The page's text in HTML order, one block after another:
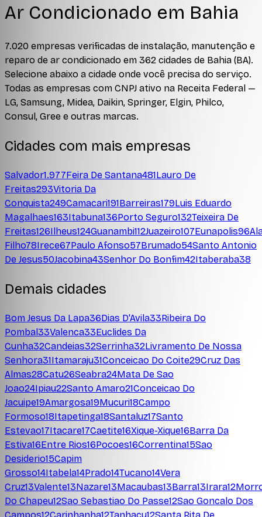
Ar Condicionado em Bahia
7.020 empresas verificadas de instalação, manutenção e
reparo de ar condicionado em 362 cidades de Bahia (BA).
Selecione abaixo a cidade onde você precisa do serviço.
Todas as empresas com CNPJ ativo na Receita Federal —
LG, Samsung, Midea, Daikin, Springer, Elgin, Philco,
Consul, Gree e outras marcas.
Cidades com mais empresas
Salvador1.977Feira De Santana481Lauro De
Freitas293Vitoria Da
Conquista249Camacari191Barreiras179Luis Eduardo
Magalhaes163Itabuna136Porto Seguro132Teixeira De
Freitas126Ilheus124Guanambi112Juazeiro107Eunapolis96
Filho78Irece67Paulo Afonso57Brumado54Santo Antonio
De Jesus50Jacobina43Senhor Do Bonfim42Itaberaba38
Demais cidades
Bom Jesus Da Lapa36Dias D'Avila33Ribeira Do
Pombal33Valenca33Euclides Da
Cunha32Candeias32Serrinha32Livramento De Nossa
Senhora31Itamaraju31Conceicao Do Coite29Cruz Das
Almas28Catu26Seabra24Mata De Sao
Joao24Ipiau22Santo Amaro21Conceicao Do
Jacuipe19Amargosa19Mucuri18Campo
Formoso18Itapetinga18Santaluz17Santo
Estevao17Itacare17Caetite16Xique-Xique16Barra Da
Estiva16Entre Rios16Pocoes16Correntina15Sao
Desiderio15Capim
Grosso14Itabela14Prado14Tucano14Vera
Cruz13Valente13Nazare13Macaubas13Barra13Irara12
Do Chapeu12Sao Sebastiao Do Passe12Sao Goncalo Dos